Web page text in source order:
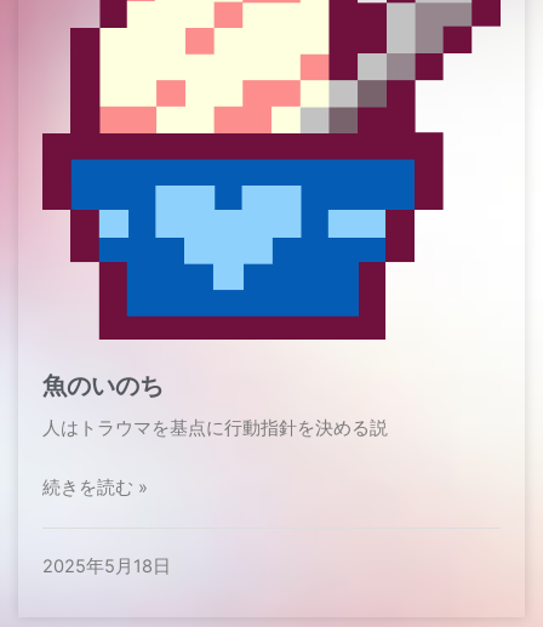
魚のいのち
人はトラウマを基点に行動指針を決める説
続きを読む »
2025年5月18日